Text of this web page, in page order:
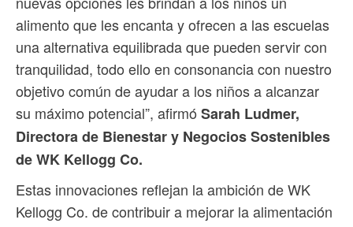
alimento que les encanta y ofrecen a las escuelas
una alternativa equilibrada que pueden servir con
tranquilidad, todo ello en consonancia con nuestro
objetivo común de ayudar a los niños a alcanzar
su máximo potencial”, afirmó Sarah Ludmer,
Directora de Bienestar y Negocios Sostenibles
de WK Kellogg Co.
Estas innovaciones reflejan la ambición de WK
Kellogg Co. de contribuir a mejorar la alimentación